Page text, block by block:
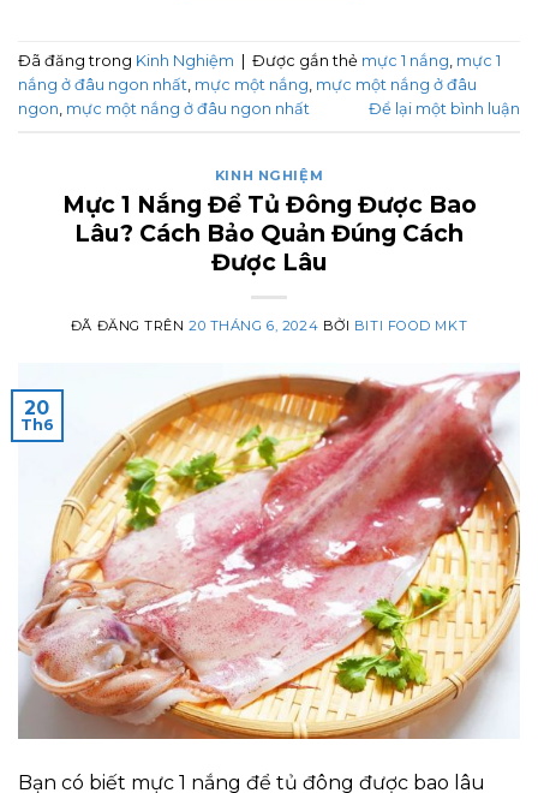
Đã đăng trong Kinh Nghiệm Được gắn thẻ mực 1 nắng, mực 1
nắng ở đâu ngon nhất, mực một nắng, mực một nắng ở đâu
ngon, mực một nắng ở đâu ngon nhất Để lại một bình luận
KINH NGHIỆM
Mực 1 Nắng Để Tủ Đông Được Bao
Lâu? Cách Bảo Quản Đúng Cách
Được Lâu
ĐÃ ĐĂNG TRÊN20 THÁNG 6, 2024 BỞI BITI FOOD MKT
20
Th6
Bạn có biết mực 1 nắng để tủ đông được bao lâu